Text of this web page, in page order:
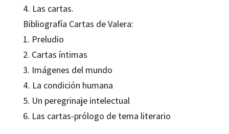
4. Las cartas.
Bibliografía Cartas de Valera:
1. Preludio
2. Cartas íntimas
3. Imágenes del mundo
4. La condición humana
5. Un peregrinaje intelectual
6. Las cartas-prólogo de tema literario